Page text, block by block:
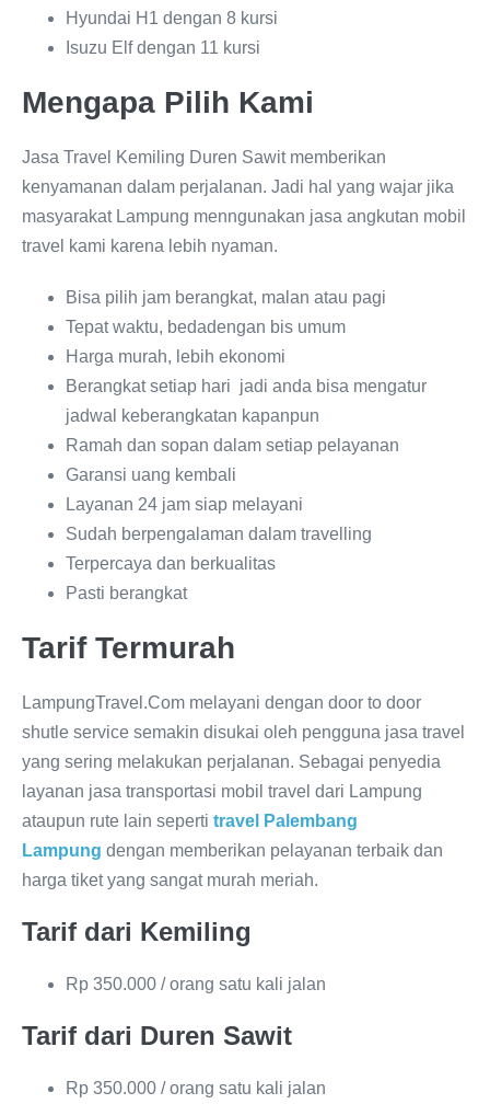
Hyundai H1 dengan 8 kursi
Isuzu Elf dengan 11 kursi
Mengapa Pilih Kami
Jasa Travel Kemiling Duren Sawit memberikan
kenyamanan dalam perjalanan. Jadi hal yang wajar jika
masyarakat Lampung menngunakan jasa angkutan mobil
travel kami karena lebih nyaman.
Bisa pilih jam berangkat, malan atau pagi
Tepat waktu, bedadengan bis umum
Harga murah, lebih ekonomi
Berangkat setiap hari jadi anda bisa mengatur
jadwal keberangkatan kapanpun
Ramah dan sopan dalam setiap pelayanan
Garansi uang kembali
Layanan 24 jam siap melayani
Sudah berpengalaman dalam travelling
Terpercaya dan berkualitas
Pasti berangkat
Tarif Termurah
LampungTravel.Com melayani dengan door to door
shutle service semakin disukai oleh pengguna jasa travel
yang sering melakukan perjalanan. Sebagai penyedia
layanan jasa transportasi mobil travel dari Lampung
ataupun rute lain seperti travel Palembang
Lampung dengan memberikan pelayanan terbaik dan
harga tiket yang sangat murah meriah.
Tarif dari Kemiling
Rp 350.000 / orang satu kali jalan
Tarif dari Duren Sawit
Rp 350.000 / orang satu kali jalan